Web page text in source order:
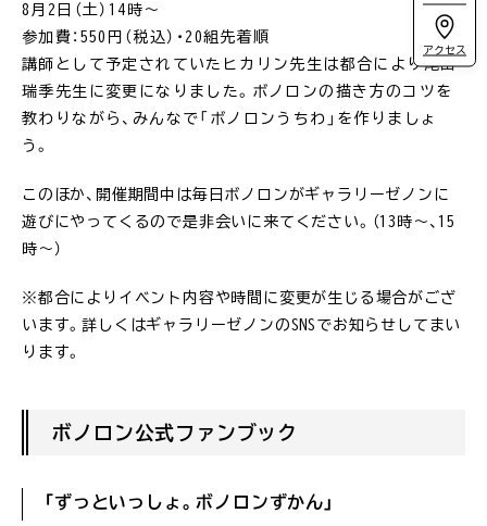
アクセス
8月2日（土）14時〜
参加費：550円（税込）・20組先着順
講師として予定されていたヒカリン先生は都合により尾田
瑞季先生に変更になりました。ボノロンの描き方のコツを
教わりながら、みんなで「ボノロンうちわ」を作りましょ
う。
このほか、開催期間中は毎日ボノロンがギャラリーゼノンに
遊びにやってくるので是非会いに来てください。（13時〜、15
時〜）
※都合によりイベント内容や時間に変更が生じる場合がござ
います。詳しくはギャラリーゼノンのSNSでお知らせしてまい
ります。
ボノロン公式ファンブック
「ずっといっしょ。ボノロンずかん」